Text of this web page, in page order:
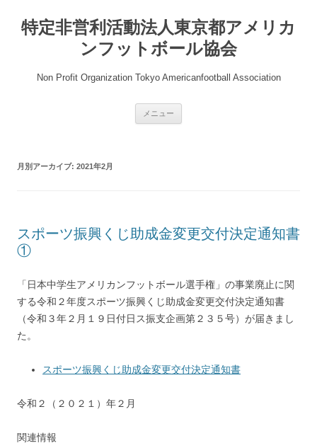
テ
ン
特定非営利活動法人東京都アメリカ
ンフットボール協会
Non Profit Organization Tokyo Americanfootball Association
メニュー
月別アーカイブ: 2021年2月
スポーツ振興くじ助成金変更交付決定通知書
①
「日本中学生アメリカンフットボール選手権」の事業廃止に関
する令和２年度スポーツ振興くじ助成金変更交付決定通知書
（令和３年２月１９日付日ス振支企画第２３５号）が届きまし
た。
スポーツ振興くじ助成金変更交付決定通知書
令和２（２０２１）年２月
関連情報